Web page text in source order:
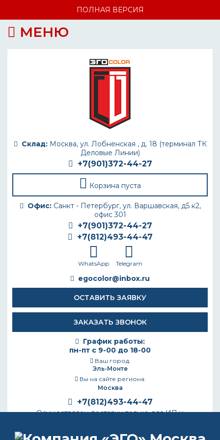
ПОЛНАЯ ВЕРСИЯ
МЕНЮ
Склад:Москва, ул. Лобненская , д. 18 (терминал ТК
Деловые Линии)
+7(901)372-44-27
Корзина пуста
Офис:Санкт - Петербург, ул. Варшавская, д5 к2,
офис 301
+7(901)372-44-27
+7(812)493-44-47
WhatsApp Telegram
egocolor@inbox.ru
ОСТАВИТЬ ЗАЯВКУ
ЗАКАЗАТЬ ЗВОНОК
График работы:
пн-пт с 9-00 до 18-00
Ваш город:
Эль-Монте
Вы на сайте региона:
Москва
+7(812)493-44-47
Осуществляем поставки только для ИП и